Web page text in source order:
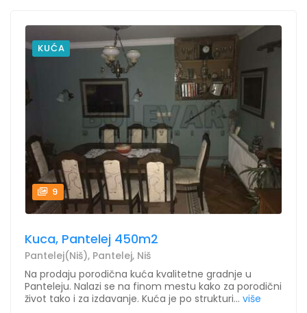
KUĆA
9
Kuca, Pantelej 450m2
Pantelej(Niš), Pantelej, Niš
Na prodaju porodična kuća kvalitetne gradnje u
Panteleju. Nalazi se na finom mestu kako za porodični
život tako i za izdavanje. Kuća je po strukturi... više